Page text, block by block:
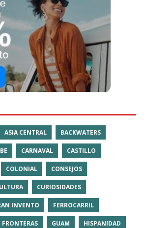
ASIA CENTRAL BACKWATERS
CARNAVAL CASTILLO
COLONIAL CONSEJOS
CURIOSIDADES
INVENTO FERROCARRIL
FRONTERAS GUAM HISPANIDAD